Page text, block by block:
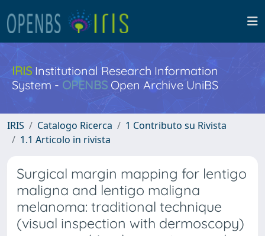
IRISInstitutional Research Information
System - OPENBS Open Archive UniBS
IRIS Catalogo Ricerca
1 Contributo su Rivista
1.1 Articolo in rivista
Surgical margin mapping for lentigo
maligna and lentigo maligna
melanoma: traditional technique
(visual inspection with dermoscopy)